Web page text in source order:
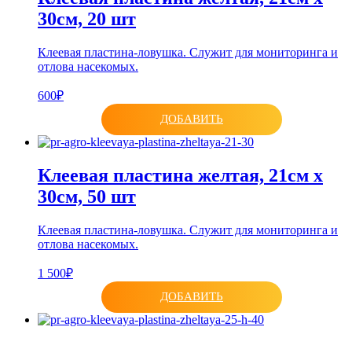
30см, 20 шт
Клеевая пластина-ловушка. Служит для мониторинга и
отлова насекомых.
600₽
ДОБАВИТЬ
Клеевая пластина желтая, 21см х
30см, 50 шт
Клеевая пластина-ловушка. Служит для мониторинга и
отлова насекомых.
1 500₽
ДОБАВИТЬ